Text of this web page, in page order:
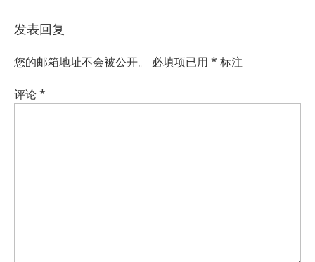
发表回复
您的邮箱地址不会被公开。 必填项已用 * 标注
评论*